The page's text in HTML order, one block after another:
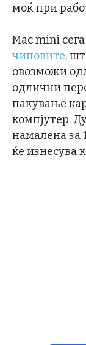
моќ при
Mac mini
чиповите,
овозможи
одлични
пакување
компјутер.
намалена за
ќе изнесува